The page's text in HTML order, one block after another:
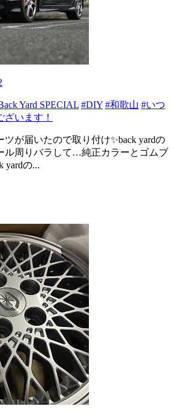
Yard SPECIAL #DIY #和歌山 #いつ
ざいます！
が届いたので取り付け✨back yardの
ル周りバラして…純正カラーとゴムブ
yardの...